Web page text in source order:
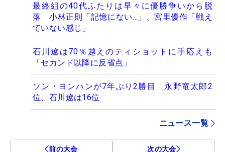
最終組の40代ふたりは早々に優勝争いから脱
落 小林正則「記憶にない…」、宮里優作「戦え
ていない感じ」
石川遼は70％越えのティショットに手応えも
「セカンド以降に反省点」
ソン・ヨンハンが7年ぶり2勝目 永野竜太郎2
位、石川遼は16位
ニュース一覧
前の大会 次の大会